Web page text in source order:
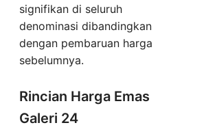
signifikan di seluruh
denominasi dibandingkan
dengan pembaruan harga
sebelumnya.
Rincian Harga Emas
Galeri 24